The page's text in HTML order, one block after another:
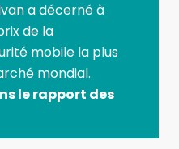
a décerné à
de la
mobile la plus
mondial.
le rapport des